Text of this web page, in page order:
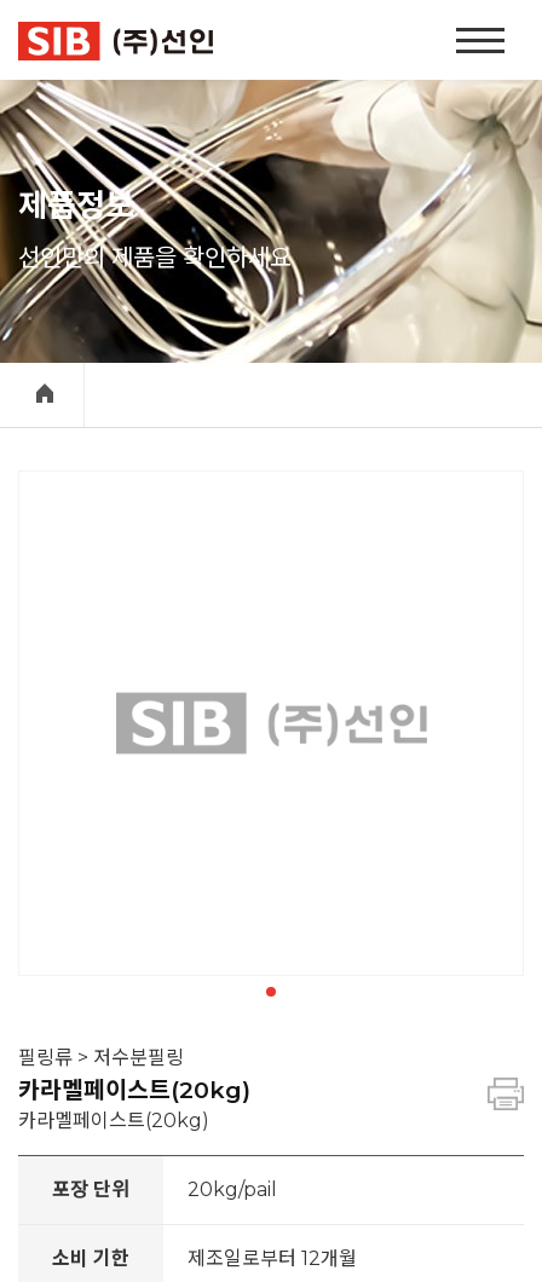
홈
이
지
네
비
게
이
제품정보
선인만의 제품을 확인하세요
필링류 > 저수분필링
카라멜페이스트(20kg)
카라멜페이스트(20kg)
포장 단위 20kg/pail
소비 기한 제조일로부터 12개월